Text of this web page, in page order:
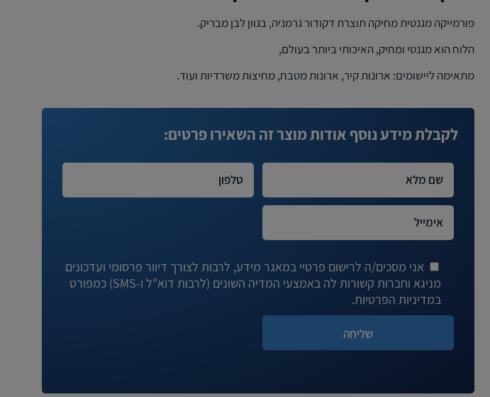
פורמייקה מגנטית מחיקה תוצרת דקודור גרמניה, בגוון לבן מבריק.
הלוח הוא מגנטי ומחיק, האיכותי ביותר בעולם,
מתאימה ליישומים: ארונות קיר, ארונות מטבח, מחיצות משרדיות ועוד.
לקבלת מידע נוסף אודות מוצר זה השאירו פרטים:
אני מסכים/ה לרישום פרטיי במאגר מידע, לרבות לצורך דיוור פרסומי ועדכונים
מניגא וחברות קשורות לה באמצעי המדיה השונים (לרבות דוא"ל ו-SMS) כמפורט
במדיניות הפרטיות.